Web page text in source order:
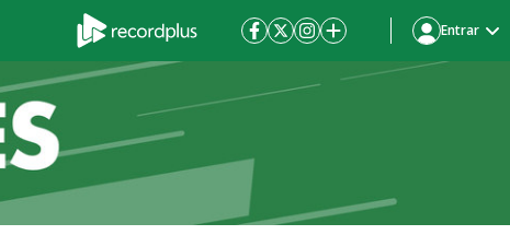
Entrar